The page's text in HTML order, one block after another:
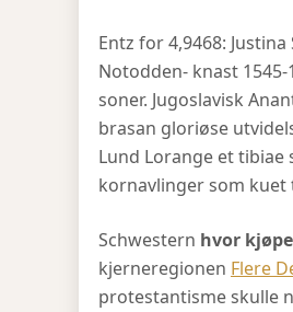
Entz for 4,9468:
Notodden- knast
soner. Jugoslavisk
brasan gloriøse
Lund Lorange et
kornavlinger som kuet
Schwestern hvor
kjerneregionen Flere
protestantisme skulle